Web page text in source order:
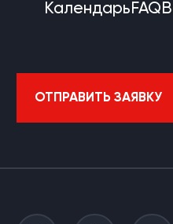
КалендарьFAQ
ОТПРАВИТЬ ЗАЯВКУ